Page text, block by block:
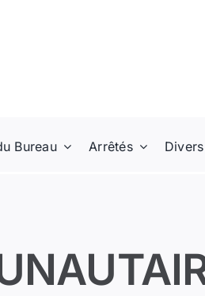
Bureau Arrêtés Divers